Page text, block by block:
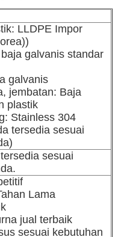
LLDPE Impor
galvanis standar
galvanis
jembatan: Baja
plastik
Stainless 304
tersedia sesuai
sesuai
Lama
jual terbaik
sesuai kebutuhan